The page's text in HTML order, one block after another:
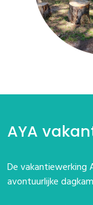
AYA
De vakantiewerking
avontuurlijke